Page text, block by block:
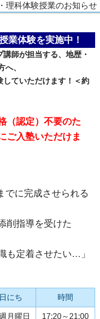
理科体験授業のお知らせ
体験を実施中！
師が担当する、地歴・
へ、
していただけます！＜約
（認定）不要のた
ご入塾いただけま
でに完成させられる
削指導を受けた
も定着させたい…」
日にち 時間
月曜日 17:20～21:00